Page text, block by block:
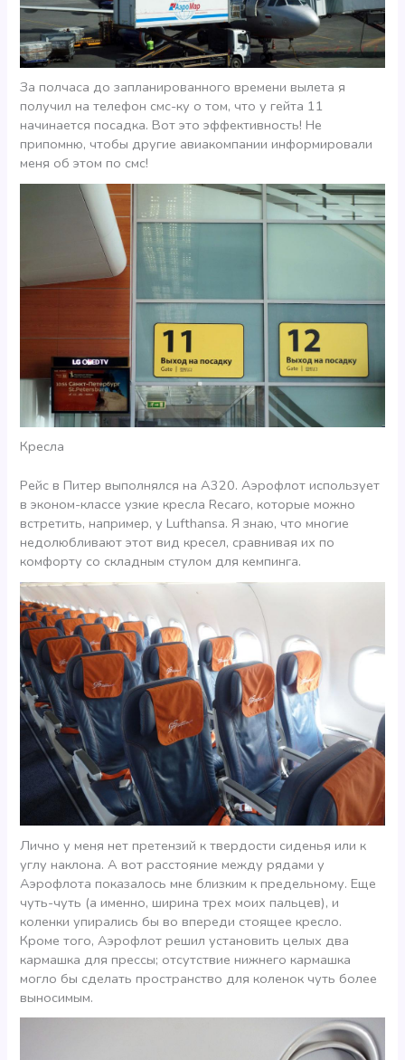
За полчаса до запланированного времени вылета я
получил на телефон смс-ку о том, что у гейта 11
начинается посадка. Вот это эффективность! Не
припомню, чтобы другие авиакомпании информировали
меня об этом по смс!
Кресла
Рейс в Питер выполнялся на А320. Аэрофлот использует
в эконом-классе узкие кресла Recaro, которые можно
встретить, например, у Lufthansa. Я знаю, что многие
недолюбливают этот вид кресел, сравнивая их по
комфорту со складным стулом для кемпинга.
Лично у меня нет претензий к твердости сиденья или к
углу наклона. А вот расстояние между рядами у
Аэрофлота показалось мне близким к предельному. Еще
чуть-чуть (а именно, ширина трех моих пальцев), и
коленки упирались бы во впереди стоящее кресло.
Кроме того, Аэрофлот решил установить целых два
кармашка для прессы; отсутствие нижнего кармашка
могло бы сделать пространство для коленок чуть более
выносимым.